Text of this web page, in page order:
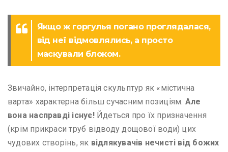
Якщо ж горгулья погано проглядалася,
від неї відмовлялись, а просто
маскували блоком.
Звичайно, інтерпретація скульптур як «містична
варта» характерна більш сучасним позиціям. Але
вона насправді існує! Йдеться про їх призначення
(крім прикраси труб відводу дощової води) цих
чудових створінь, як відлякувачів нечисті від божих